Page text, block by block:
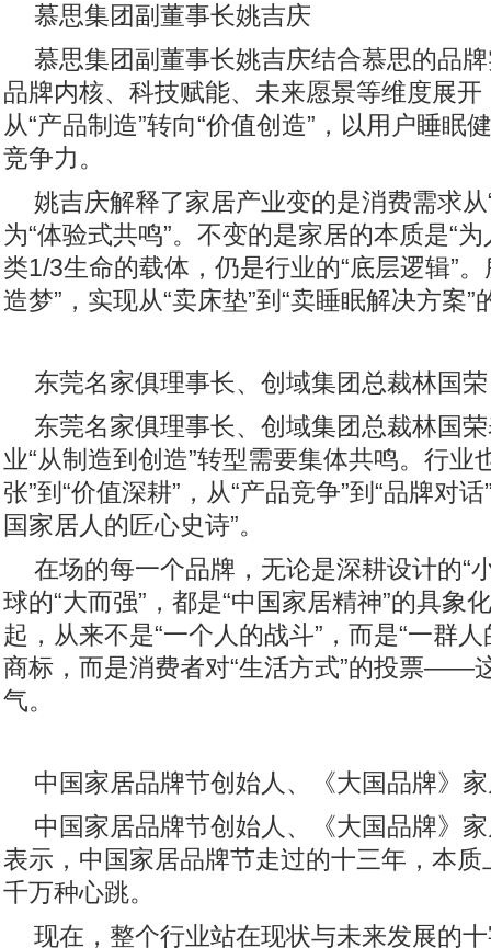
慕思集团副董事长姚吉庆
慕思集团副董事长姚吉庆结合慕思的品
品牌内核、科技赋能、未来愿景等维度展
从“产品制造”转向“价值创造”，以用户睡眠
竞争力。
姚吉庆解释了家居产业变的是消费需求从
为“体验式共鸣”。不变的是家居的本质是“
类1/3生命的载体，仍是行业的“底层逻辑”
造梦”，实现从“卖床垫”到“卖睡眠解决方案”
东莞名家俱理事长、创域集团总裁林国荣
东莞名家俱理事长、创域集团总裁林国
业“从制造到创造”转型需要集体共鸣。行业
张”到“价值深耕”，从“产品竞争”到“品牌对
国家居人的匠心史诗”。
在场的每一个品牌，无论是深耕设计的“
球的“大而强”，都是“中国家居精神”的具象
起，从来不是“一个人的战斗”，而是“一群
商标，而是消费者对“生活方式”的投票——
气。
中国家居品牌节创始人、《大国品牌》
中国家居品牌节创始人、《大国品牌》
表示，中国家居品牌节走过的十三年，本质
千万种心跳。
现在，整个行业站在现状与未来发展的